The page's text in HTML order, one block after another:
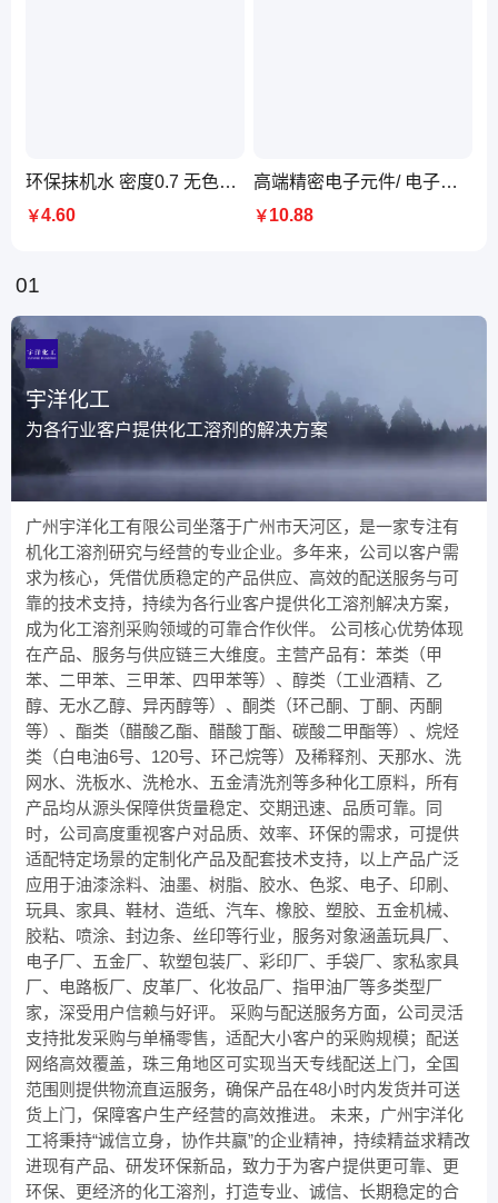
环保抹机水 密度0.7 无色透明 机器清洗剂 99%含量 送货上门
￥4.60
高端精密电子元件/ 电子仪表/半导体/液晶/照相机/激光盘片清洗剂
￥10.88
01
宇洋化工
为各行业客户提供化工溶剂的解决方案
广州宇洋化工有限公司坐落于广州市天河区，是一家专注有
机化工溶剂研究与经营的专业企业。多年来，公司以客户需
求为核心，凭借优质稳定的产品供应、高效的配送服务与可
靠的技术支持，持续为各行业客户提供化工溶剂解决方案，
成为化工溶剂采购领域的可靠合作伙伴。 公司核心优势体现
在产品、服务与供应链三大维度。主营产品有：苯类（甲
苯、二甲苯、三甲苯、四甲苯等）、醇类（工业酒精、乙
醇、无水乙醇、异丙醇等）、酮类（环己酮、丁酮、丙酮
等）、酯类（醋酸乙酯、醋酸丁酯、碳酸二甲酯等）、烷烃
类（白电油6号、120号、环己烷等）及稀释剂、天那水、洗
网水、洗板水、洗枪水、五金清洗剂等多种化工原料，所有
产品均从源头保障供货量稳定、交期迅速、品质可靠。同
时，公司高度重视客户对品质、效率、环保的需求，可提供
适配特定场景的定制化产品及配套技术支持，以上产品广泛
应用于油漆涂料、油墨、树脂、胶水、色浆、电子、印刷、
玩具、家具、鞋材、造纸、汽车、橡胶、塑胶、五金机械、
胶粘、喷涂、封边条、丝印等行业，服务对象涵盖玩具厂、
电子厂、五金厂、软塑包装厂、彩印厂、手袋厂、家私家具
厂、电路板厂、皮革厂、化妆品厂、指甲油厂等多类型厂
家，深受用户信赖与好评。 采购与配送服务方面，公司灵活
支持批发采购与单桶零售，适配大小客户的采购规模；配送
网络高效覆盖，珠三角地区可实现当天专线配送上门，全国
范围则提供物流直运服务，确保产品在48小时内发货并可送
货上门，保障客户生产经营的高效推进。 未来，广州宇洋化
工将秉持“诚信立身，协作共赢”的企业精神，持续精益求精改
进现有产品、研发环保新品，致力于为客户提供更可靠、更
环保、更经济的化工溶剂，打造专业、诚信、长期稳定的合